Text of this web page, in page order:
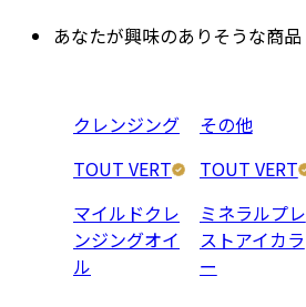
あなたが興味のありそうな商品
クレンジング
TOUT VERT
マイルドクレ
ンジングオイ
ル
その他
TOUT VERT
ミネラルプレ
ストアイカラ
ー